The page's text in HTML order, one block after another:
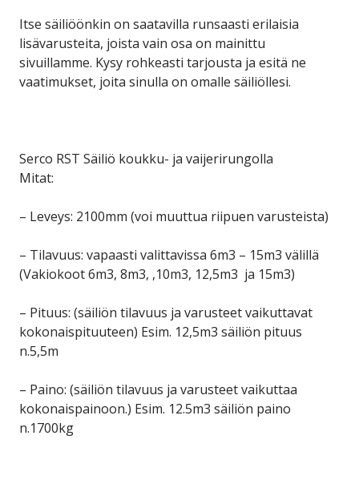
Itse säiliöönkin on saatavilla runsaasti erilaisia
lisävarusteita, joista vain osa on mainittu
sivuillamme. Kysy rohkeasti tarjousta ja esitä ne
vaatimukset, joita sinulla on omalle säiliöllesi.
Serco RST Säiliö koukku- ja vaijerirungolla
Mitat:
– Leveys: 2100mm (voi muuttua riipuen varusteista)
– Tilavuus: vapaasti valittavissa 6m3 – 15m3 välillä
(Vakiokoot 6m3, 8m3, ,10m3, 12,5m3 ja 15m3)
– Pituus: (säiliön tilavuus ja varusteet vaikuttavat
kokonaispituuteen) Esim. 12,5m3 säiliön pituus
n.5,5m
– Paino: (säiliön tilavuus ja varusteet vaikuttaa
kokonaispainoon.) Esim. 12.5m3 säiliön paino
n.1700kg